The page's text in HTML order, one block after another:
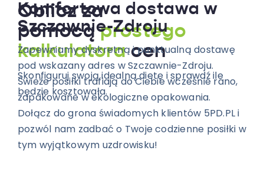
Oblicz za
pomocąprostego
kalkulatoracen
Skonfiguruj swoją idealną dietę i sprawdź ile
będzie kosztowała.
Komfortowa dostawa w
Szczawnie-Zdroju
Zapewniamy dyskretną i punktualną dostawę
pod wskazany adres w Szczawnie-Zdroju.
Świeże posiłki trafiają do Ciebie wcześnie rano,
zapakowane w ekologiczne opakowania.
Dołącz do grona świadomych klientów 5PD.PL i
pozwól nam zadbać o Twoje codzienne posiłki w
tym wyjątkowym uzdrowisku!